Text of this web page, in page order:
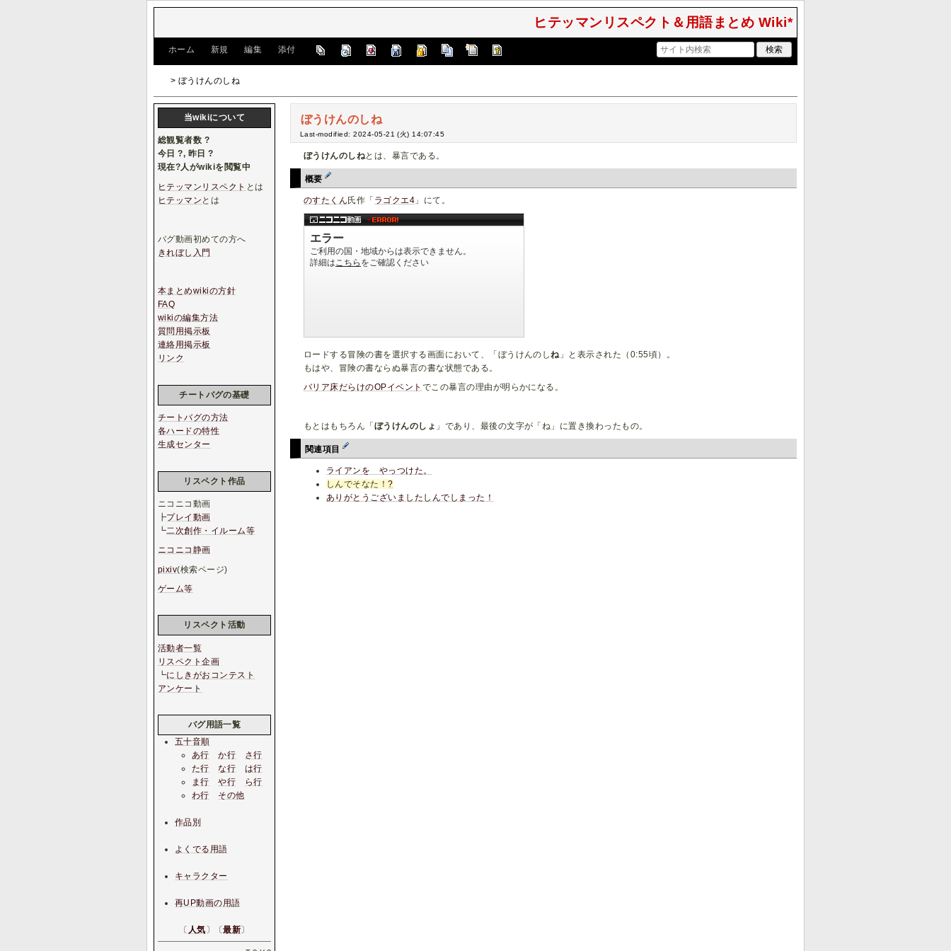
ヒテッマンリスペクト＆用語まとめ Wiki*
ホーム 新規 編集 添付
> ぼうけんのしね
ぼうけんのしね
Last-modified: 2024-05-21 (火) 14:07:45
ぼうけんのしねとは、暴言である。
概要
のすたくん 氏作「 ラゴクエ4 」にて。
ロードする冒険の書を選択する画面において、「ぼうけんのしね 」と表示された（0:55頃）。
もはや、冒険の書ならぬ暴言の書な状態である。
バリア床だらけのOPイベント でこの暴言の理由が明らかになる。
もとはもちろん「ぼうけんのしょ 」であり、最後の文字が「ね」に置き換わったもの。
関連項目
ライアンを やっつけた。
しんでそなた！?
ありがとうございましたしんでしまった！
当wikiについて
総観覧者数 ?
今日?, 昨日?
現在?人がwikiを閲覧中
ヒテッマンリスペクト とは
ヒテッマン とは
バグ動画初めての方へ
きれぼし入門
本まとめwikiの方針
FAQ
wikiの編集方法
質問用掲示板
連絡用掲示板
リンク
チートバグの基礎
チートバグの方法
各ハードの特性
生成センター
リスペクト作品
ニコニコ動画
┣プレイ動画
┗二次創作・イルーム等
ニコニコ静画
pixiv(検索ページ)
ゲーム等
リスペクト活動
活動者一覧
リスペクト企画
┗にしきがおコンテスト
アンケート
バグ用語一覧
五十音順
あ行
か行
さ行
た行
な行
は行
ま行
や行
ら行
わ行
その他
作品別
よくでる用語
キャラクター
再UP動画の用語
〔 人気 〕〔最新〕